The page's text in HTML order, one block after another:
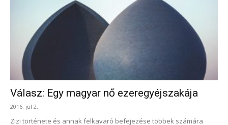
Válasz: Egy magyar nő ezeregyéjszakája
2016. júl 2.
Zizi története és annak felkavaró befejezése többek számára